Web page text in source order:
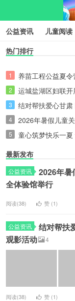
公益资讯 儿童阅读
儿童性教育
儿童树洞心声 i快
热门排行
1 养苗工程公益夏令
2 运城盐湖区妇联
3 结对帮扶爱心甘
4 2026年暑假儿童
5
童心筑梦快乐一
最新发布
公益资讯
2026年暑
全体验馆举行
阅读(38) 赞 (1)
公益资讯
结对帮扶
观影活动
4
阅读(38) 赞 (1)